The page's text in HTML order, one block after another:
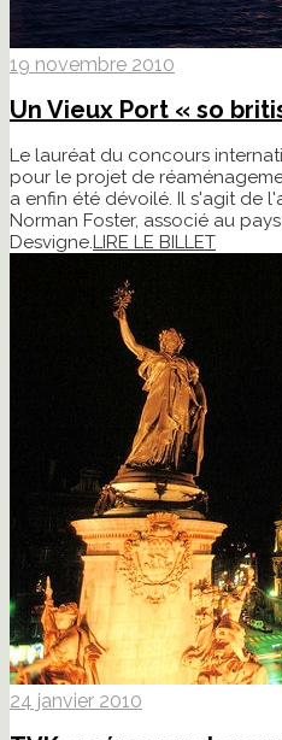
19 novembre 2010
Un Vieux Port « so
Le lauréat du concours
pour le projet de
a enfin été dévoilé. Il s'agit de
Norman Foster, associé au
Desvigne.LIRE LE BILLET
24 janvier 2010